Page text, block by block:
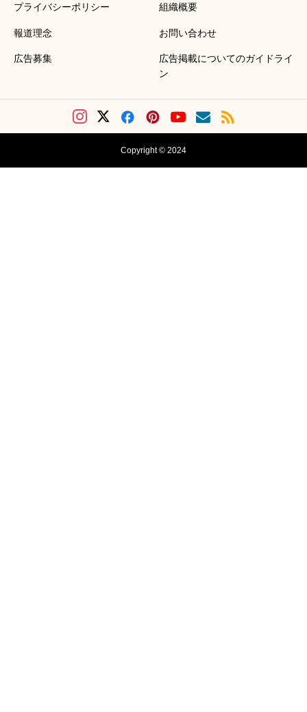
プライバシーポリシー 組織概要
報道理念 お問い合わせ
広告募集
広告掲載についてのガイドライ
ン
Copyright © 2024